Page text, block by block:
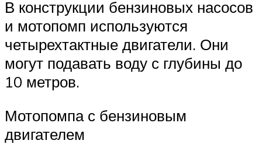
В конструкции бензиновых насосов
и мотопомп используются
четырехтактные двигатели. Они
могут подавать воду с глубины до
10 метров.
Мотопомпа с бензиновым
двигателем